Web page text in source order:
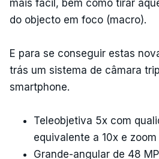
mais fácil, bem como tirar
do objecto em foco (macro).
E para se conseguir estas
trás um sistema de câmara
smartphone.
Teleobjetiva 5x com
equivalente a 10x e
Grande-angular de 48